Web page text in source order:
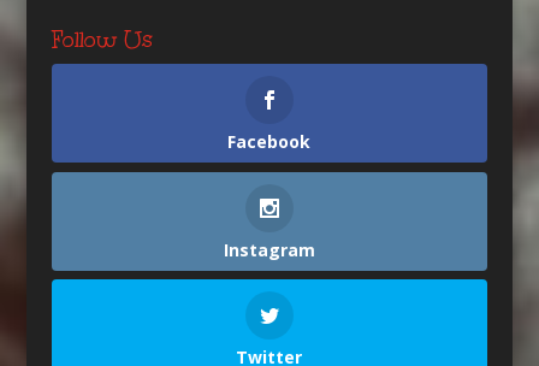
Follow Us
Facebook
Instagram
Twitter